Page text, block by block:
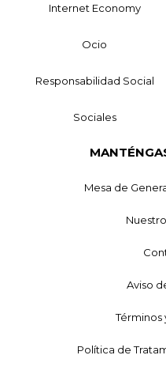
Internet Economy
Ocio
Responsabilidad Social
Sociales
Mesa de
Aviso
Términos
Política de